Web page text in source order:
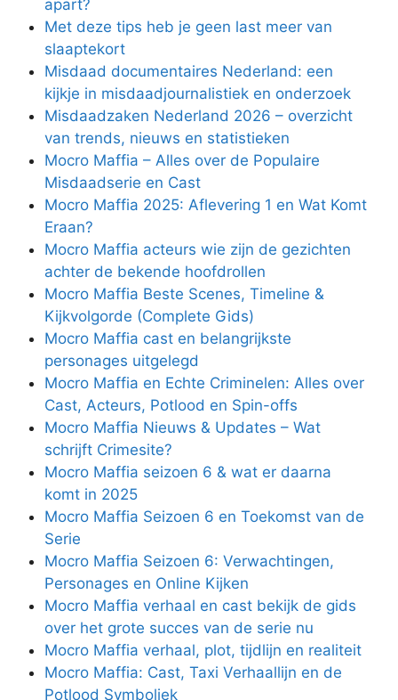
apart?
Met deze tips heb je geen last meer van
slaaptekort
Misdaad documentaires Nederland: een
kijkje in misdaadjournalistiek en onderzoek
Misdaadzaken Nederland 2026 – overzicht
van trends, nieuws en statistieken
Mocro Maffia – Alles over de Populaire
Misdaadserie en Cast
Mocro Maffia 2025: Aflevering 1 en Wat Komt
Eraan?
Mocro Maffia acteurs wie zijn de gezichten
achter de bekende hoofdrollen
Mocro Maffia Beste Scenes, Timeline &
Kijkvolgorde (Complete Gids)
Mocro Maffia cast en belangrijkste
personages uitgelegd
Mocro Maffia en Echte Criminelen: Alles over
Cast, Acteurs, Potlood en Spin-offs
Mocro Maffia Nieuws & Updates – Wat
schrijft Crimesite?
Mocro Maffia seizoen 6 & wat er daarna
komt in 2025
Mocro Maffia Seizoen 6 en Toekomst van de
Serie
Mocro Maffia Seizoen 6: Verwachtingen,
Personages en Online Kijken
Mocro Maffia verhaal en cast bekijk de gids
over het grote succes van de serie nu
Mocro Maffia verhaal, plot, tijdlijn en realiteit
Mocro Maffia: Cast, Taxi Verhaallijn en de
Potlood Symboliek